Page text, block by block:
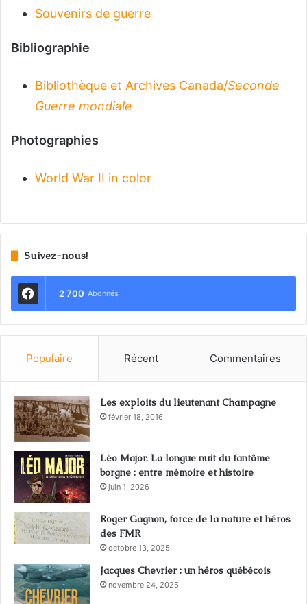
Souvenirs de guerre
Bibliographie
Bibliothèque et Archives Canada/Seconde
Guerre mondiale
Photographies
World War II in color
Suivez-nous!
2 700 Abonnés
Populaire Récent Commentaires
Les exploits du lieutenant Champagne
février 18, 2016
Léo Major. La longue nuit du fantôme
borgne : entre mémoire et histoire
juin 1, 2026
Roger Gagnon, force de la nature et héros
des FMR
octobre 13, 2025
Jacques Chevrier : un héros québécois
novembre 24, 2025